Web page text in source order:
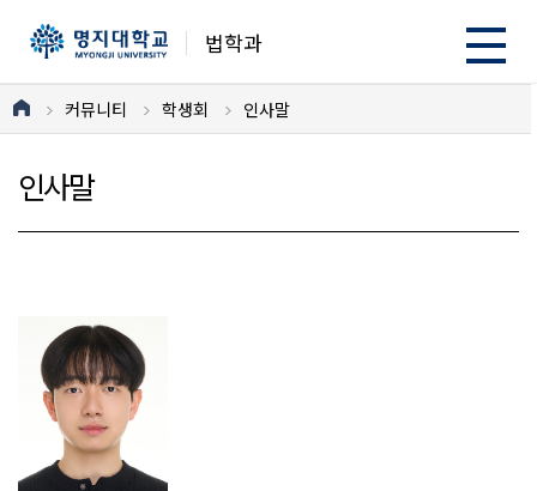
법학과
커뮤니티 학생회 인사말
인사말